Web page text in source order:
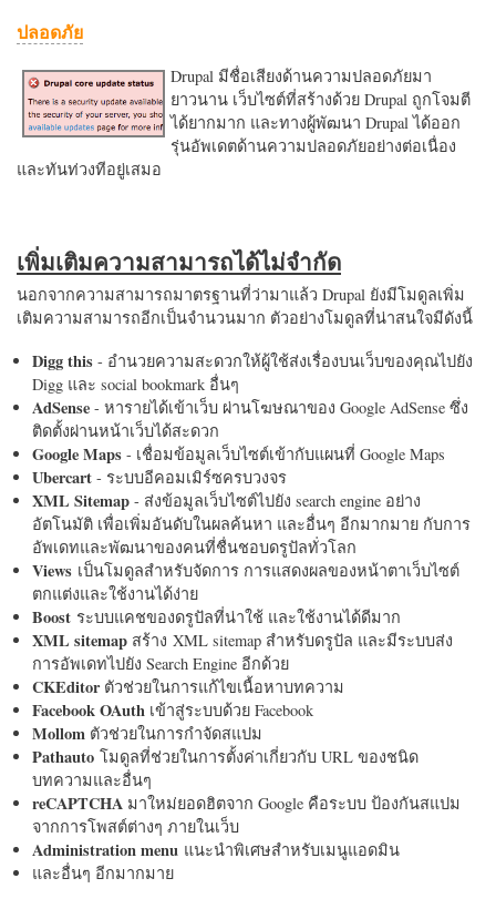
ปลอดภัย
Drupal มีชื่อเสียงด้านความปลอดภัยมา
ยาวนาน เว็บไซต์ที่สร้างด้วย Drupal ถูกโจมตี
ได้ยากมาก และทางผู้พัฒนา Drupal ได้ออก
รุ่นอัพเดตด้านความปลอดภัยอย่างต่อเนื่อง
และทันท่วงทีอยู่เสมอ
เพิ่มเติมความสามารถได้ไม่จำกัด
นอกจากความสามารถมาตรฐานที่ว่ามาแล้ว Drupal ยังมีโมดูลเพิ่ม
เติมความสามารถอีกเป็นจำนวนมาก ตัวอย่างโมดูลที่น่าสนใจมีดังนี้
Digg this - อำนวยความสะดวกให้ผู้ใช้ส่งเรื่องบนเว็บของคุณไปยัง
Digg และ social bookmark อื่นๆ
AdSense - หารายได้เข้าเว็บ ผ่านโฆษณาของ Google AdSense ซึ่ง
ติดตั้งผ่านหน้าเว็บได้สะดวก
Google Maps - เชื่อมข้อมูลเว็บไซต์เข้ากับแผนที่ Google Maps
Ubercart - ระบบอีคอมเมิร์ซครบวงจร
XML Sitemap - ส่งข้อมูลเว็บไซต์ไปยัง search engine อย่าง
อัตโนมัติ เพื่อเพิ่มอันดับในผลค้นหา และอื่นๆ อีกมากมาย กับการ
อัพเดทและพัฒนาของคนที่ชื่นชอบดรูปัลทั่วโลก
Views เป็นโมดูลสำหรับจัดการ การแสดงผลของหน้าตาเว็บไซต์
ตกแต่งและใช้งานได้ง่าย
Boost ระบบแคชของดรูปัลที่น่าใช้ และใช้งานได้ดีมาก
XML sitemap สร้าง XML sitemap สำหรับดรูปัล และมีระบบส่ง
การอัพเดทไปยัง Search Engine อีกด้วย
CKEditorตัวช่วยในการแก้ไขเนื้อหาบทความ
Facebook OAuth เข้าสู่ระบบด้วย Facebook
Mollom ตัวช่วยในการกำจัดสแปม
Pathauto โมดูลที่ช่วยในการตั้งค่าเกี่ยวกับ URL ของชนิด
บทความและอื่นๆ
reCAPTCHA มาใหม่ยอดฮิตจาก Google คือระบบ ป้องกันสแปม
จากการโพสต์ต่างๆ ภายในเว็บ
Administration menu แนะนำพิเศษสำหรับเมนูแอดมิน
และอื่นๆ อีกมากมาย